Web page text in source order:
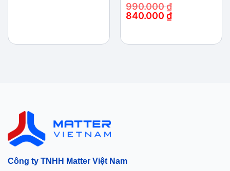
990.000₫
990.000 ₫.
840.000 ₫
là:
Công ty TNHH Matter Việt Nam